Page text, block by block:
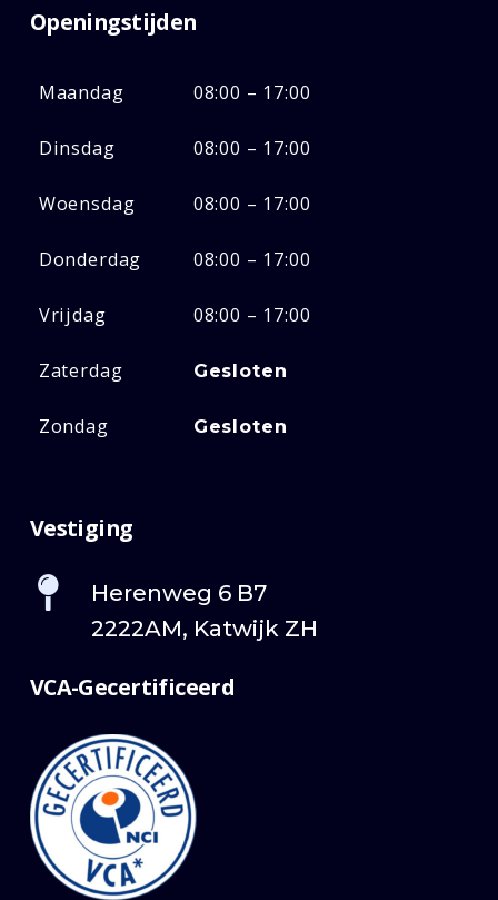
Openingstijden
Maandag 08:00 – 17:00
Dinsdag 08:00 – 17:00
Woensdag 08:00 – 17:00
Donderdag 08:00 – 17:00
Vrijdag 08:00 – 17:00
Zaterdag Gesloten
Zondag Gesloten
Vestiging
Herenweg 6 B7
2222AM, Katwijk ZH
VCA-Gecertificeerd